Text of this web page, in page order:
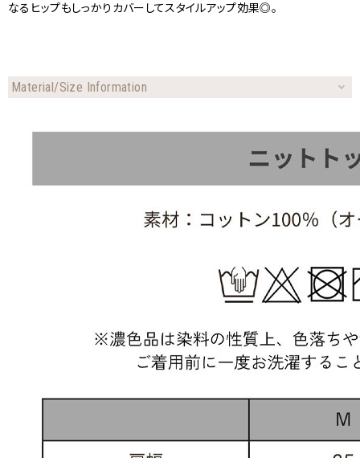
なるヒップもしっかりカバーしてスタイルアップ効果◎。
Material/Size Information